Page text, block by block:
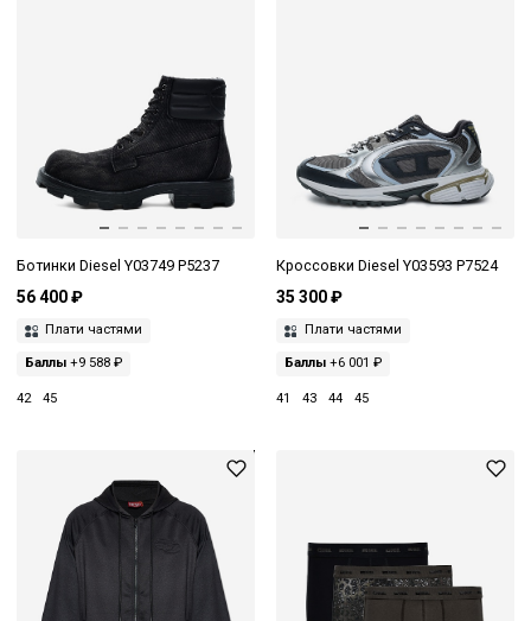
Ботинки Diesel Y03749 P5237
56 400 ₽
Плати частями
Баллы +9 588 ₽
42 45
Кроссовки Diesel Y03593 P7524
35 300 ₽
Плати частями
Баллы+6 001 ₽
41 43 44 45